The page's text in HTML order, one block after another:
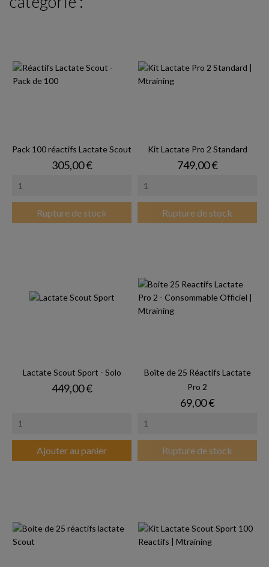
Pack 100 réactifs Lactate Scout
Prix
305,00 €
Rupture de stock
Kit Lactate Pro 2 Standard
Prix
749,00 €
Rupture de stock
Lactate Scout Sport - Solo
Prix
449,00 €
Ajouter au panier
Boîte de 25 Réactifs Lactate
Pro 2
Prix
69,00 €
Rupture de stock